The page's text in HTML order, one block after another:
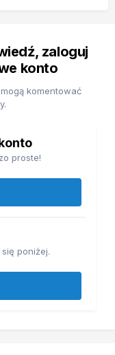
zaloguj
konto
komentować
proste!
poniżej.